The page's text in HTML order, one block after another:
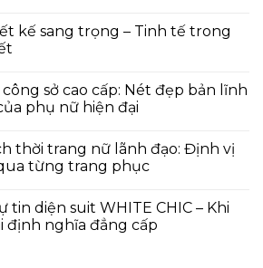
kế sang trọng – Tinh tế trong
sở cao cấp: Nét đẹp bản lĩnh
phụ nữ hiện đại
thời trang nữ lãnh đạo: Định vị
từng trang phục
tin diện suit WHITE CHIC – Khi
định nghĩa đẳng cấp